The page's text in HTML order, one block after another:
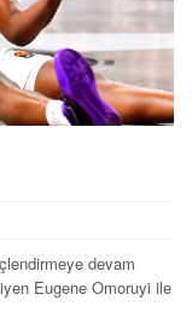
devam
Eugene Omoruyi ile